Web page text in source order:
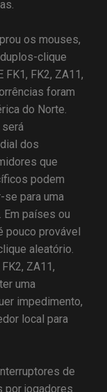
os mouses,
clique
FK2, ZA11,
foram
do Norte.
dos
que
podem
para uma
Em países ou
pouco provável
aleatório.
ZA11,
uma
impedimento,
local para
de
por jogadores